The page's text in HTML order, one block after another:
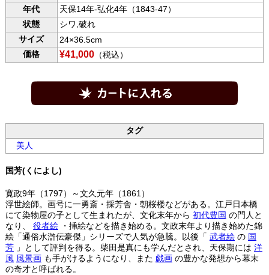
年代
天保14年-弘化4年（1843-47）
状態
シワ,破れ
サイズ
24×36.5cm
価格
¥41,000（税込）
タグ
美人
国芳(くによし)
寛政9年（1797）～文久元年（1861）
浮世絵師。画号に一勇斎・採芳舎・朝桜楼などがある。江戸日本橋
にて染物屋の子として生まれたが、文化末年から 初代豊国 の門人と
なり、 役者絵・挿絵などを描き始める。文政末年より描き始めた錦
絵「通俗水滸伝豪傑」シリーズで人気が急騰。以後「 武者絵の 国
芳」として評判を得る。柴田是真にも学んだとされ、天保期には 洋
風 風景画も手がけるようになり、また 戯画の豊かな発想から幕末
の奇才と呼ばれる。